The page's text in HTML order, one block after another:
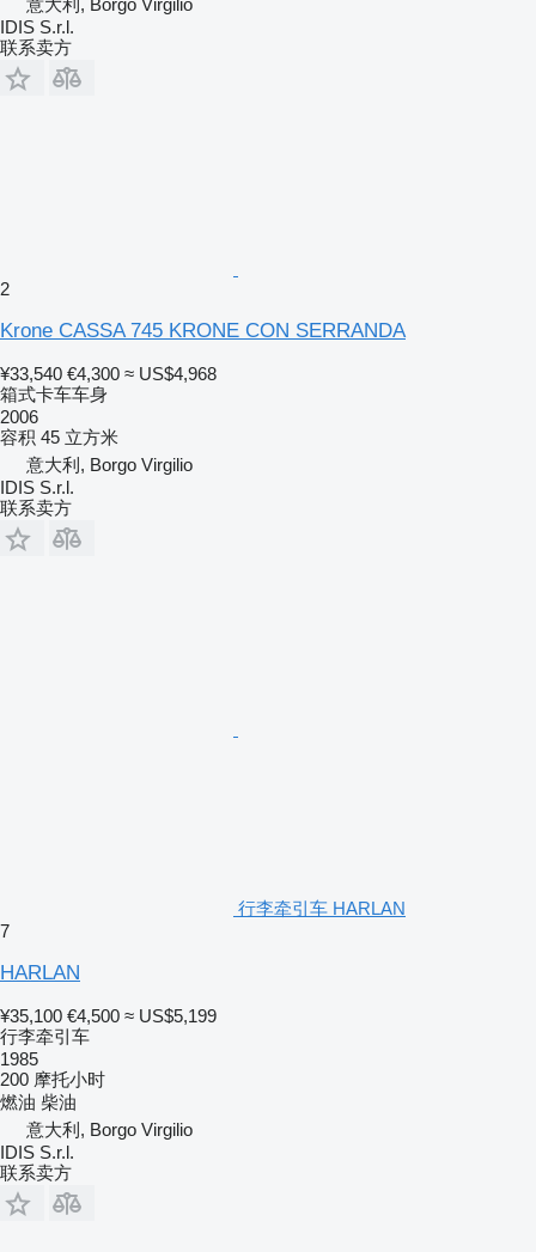
意大利, Borgo Virgilio
IDIS S.r.l.
联系卖方
2
Krone CASSA 745 KRONE CON SERRANDA
¥33,540 €4,300 ≈ US$4,968
箱式卡车车身
2006
容积 45 立方米
意大利, Borgo Virgilio
IDIS S.r.l.
联系卖方
行李牵引车 HARLAN
7
HARLAN
¥35,100 €4,500 ≈ US$5,199
行李牵引车
1985
200 摩托小时
燃油 柴油
意大利, Borgo Virgilio
IDIS S.r.l.
联系卖方